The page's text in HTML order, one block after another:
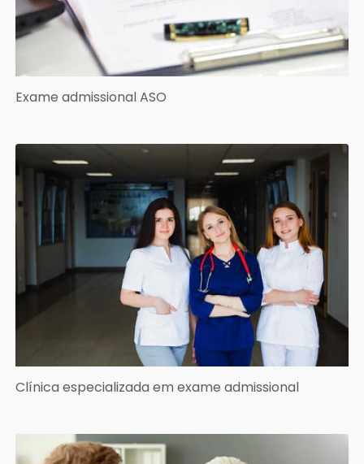
Exame admissional ASO
Clínica especializada em exame admissional